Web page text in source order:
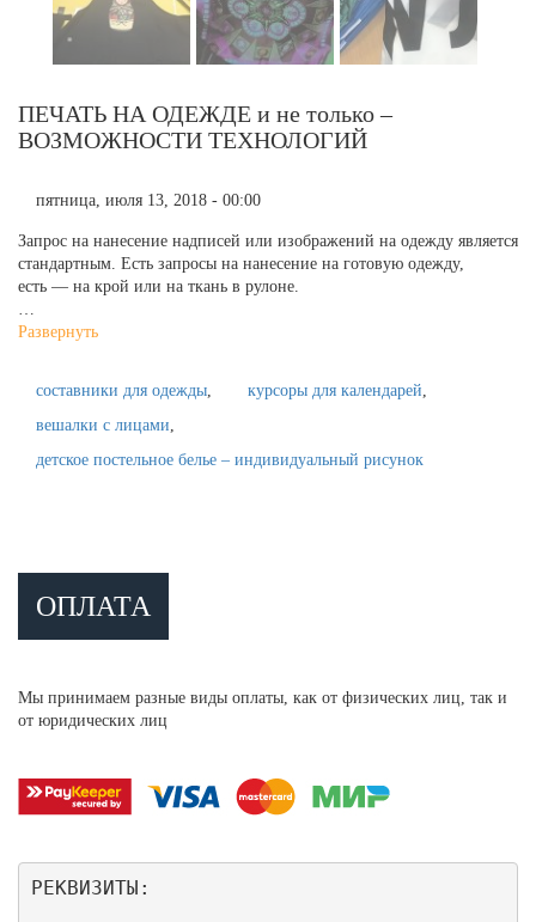
ПЕЧАТЬ НА ОДЕЖДЕ и не только –
ВОЗМОЖНОСТИ ТЕХНОЛОГИЙ
пятница, июля 13, 2018 - 00:00
Запрос на нанесение надписей или изображений на одежду является
стандартным. Есть запросы на нанесение на готовую одежду,
есть — на крой или на ткань в рулоне.
…
Развернуть
составники для одежды
курсоры для календарей
вешалки с лицами
детское постельное белье – индивидуальный рисунок
ОПЛАТА
Мы принимаем разные виды оплаты, как от физических лиц, так и
от юридических лиц
РЕКВИЗИТЫ: